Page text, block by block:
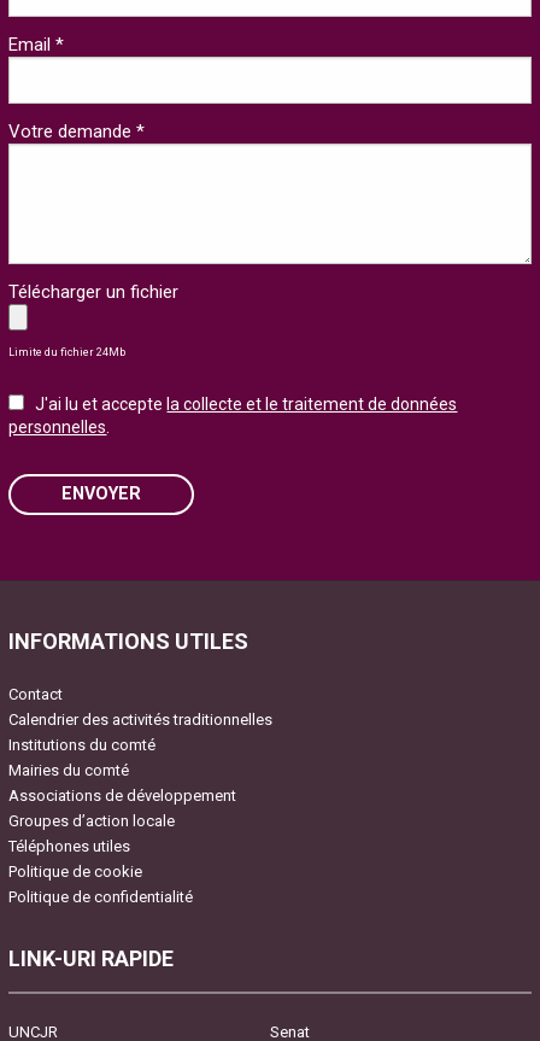
Email *
Votre demande *
Télécharger un fichier
Limite du fichier 24Mb
J'ai lu et accepte la collecte et le traitement de données
personnelles
ENVOYER
INFORMATIONS UTILES
Contact
Calendrier des activités traditionnelles
Institutions du comté
Mairies du comté
Associations de développement
Groupes d’action locale
Téléphones utiles
Politique de cookie
Politique de confidentialité
LINK-URI RAPIDE
UNCJR Senat